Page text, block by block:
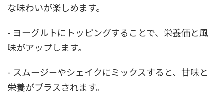
な味わいが楽しめます。
- ヨーグルトにトッピングすることで、栄養価と風
味がアップします。
- スムージーやシェイクにミックスすると、甘味と
栄養がプラスされます。